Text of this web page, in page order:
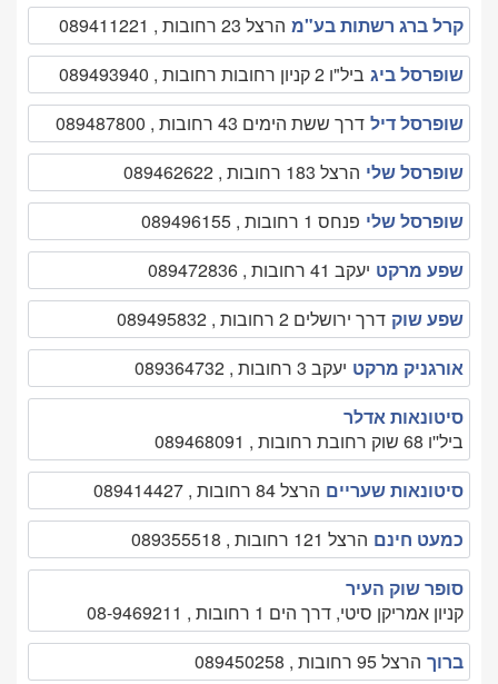
קרל ברג רשתות בע"מ הרצל 23 רחובות , 089411221
שופרסל ביג ביל"ו 2 קניון רחובות רחובות , 089493940
שופרסל דיל דרך ששת הימים 43 רחובות , 089487800
שופרסל שלי הרצל 183 רחובות , 089462622
שופרסל שלי פנחס 1 רחובות , 089496155
שפע מרקט יעקב 41 רחובות , 089472836
שפע שוק דרך ירושלים 2 רחובות , 089495832
אורגניק מרקט יעקב 3 רחובות , 089364732
סיטונאות אדלר
ביל''ו 68 שוק רחובת רחובות , 089468091
סיטונאות שעריים הרצל 84 רחובות , 089414427
כמעט חינם הרצל 121 רחובות , 089355518
סופר שוק העיר
קניון אמריקן סיטי, דרך הים 1 רחובות , 08-9469211
ברוך הרצל 95 רחובות , 089450258